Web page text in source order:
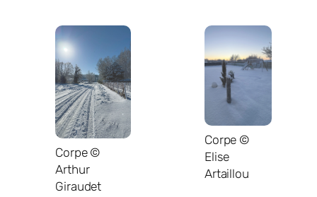
Corpe ©
Arthur
Giraudet
Corpe ©
Elise
Artaillou